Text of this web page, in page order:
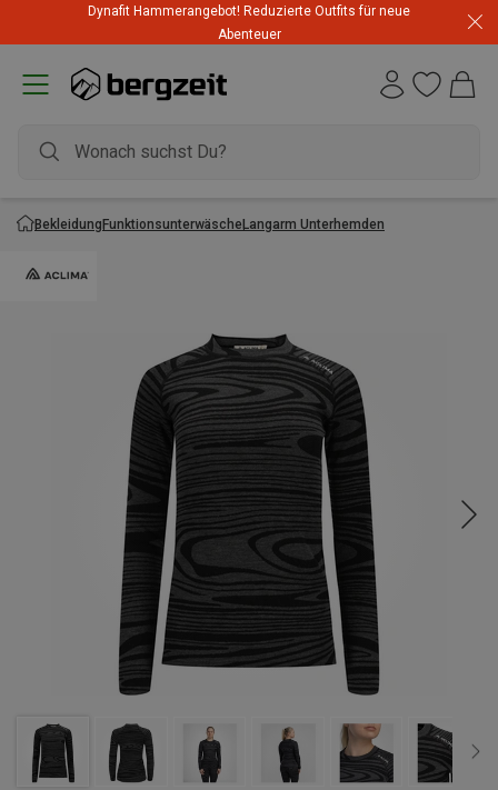
Dynafit Hammerangebot! Reduzierte Outfits für neue
Abenteuer
BekleidungFunktionsunterwäscheLangarm Unterhemden